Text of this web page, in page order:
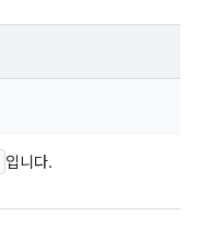
입니다.